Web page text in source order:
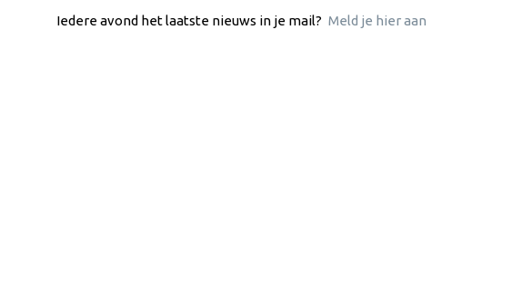
Iedere avond het laatste nieuws in je mail? Meld je hier aan